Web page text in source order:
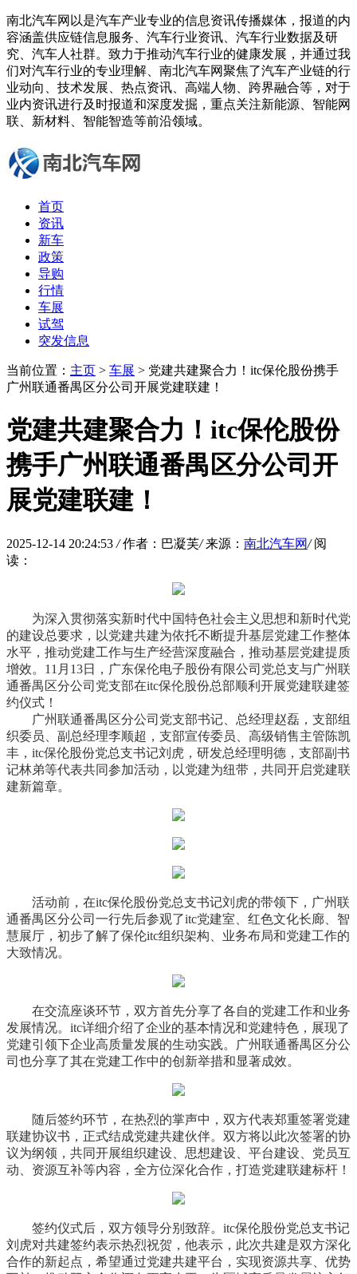
南北汽车网以是汽车产业专业的信息资讯传播媒体，报道的内
容涵盖供应链信息服务、汽车行业资讯、汽车行业数据及研
究、汽车人社群。致力于推动汽车行业的健康发展，并通过我
们对汽车行业的专业理解、南北汽车网聚焦了汽车产业链的行
业动向、技术发展、热点资讯、高端人物、跨界融合等，对于
业内资讯进行及时报道和深度发掘，重点关注新能源、智能网
联、新材料、智能智造等前沿领域。
首页
资讯
新车
政策
导购
行情
车展
试驾
突发信息
当前位置： 主页 > 车展 > 党建共建聚合力！itc保伦股份携手
广州联通番禺区分公司开展党建联建！
党建共建聚合力！itc保伦股份
携手广州联通番禺区分公司开
展党建联建！
2025-12-14 20:24:53 / 作者：巴凝芙/ 来源： 南北汽车网/ 阅
读：
为深入贯彻落实新时代中国特色社会主义 思想和新时代党
的建设总要求，以党建共建为依托不断提升基层党建工作整体
水平，推动党建工作与生产经营深度融合，推动基层党建提质
增效。11月13日，广东保伦电子股份有限公司党总支与广州联
通番禺区分公司党支部在itc保伦股份总部顺利开展党建联建签
约仪式！
广州联通番禺区分公司党支部书记 、总经理赵磊，支部组
织委员、副总经理李顺超，支部宣传委员、高级销售主管陈凯
丰，itc保伦股份党总支书记刘虎，研发总经理明德，支部副 书
记林弟等代表共同参加活动，以党建为纽带，共同开启党建联
建新篇章。
活动前，在itc保伦股份党总支书记刘虎的带领下，广州联
通番禺区分公司一行先后参观了itc党建室、红色文化长廊、智
慧展厅，初步了解了保伦itc组织架构、业务布局和党建工作的
大致情况。
在交流座谈环节，双方首先分享了各自的党建工作和业务
发展情况。itc详细介绍了企业的基本情况和党建特色，展现了
党建引领下企业高质量发展的生动实践。广州联通番禺区分公
司也分享了其在党建工作中的创新举措和显著成效。
随后签约环节，在热烈的掌声中，双方代表郑重签署党建
联建协议书，正式结成党建共建伙伴。双方将以此次签署的协
议为纲领，共同开展组织建设、思想建设、平台建设、党员互
动、资源互补等内容，全方位深化合作，打造党建联建标杆！
签约仪式后，双方领导分别致辞。itc保伦股份党总支书记
刘虎对共建签约表示热烈祝贺，他表示，此次共建是双方深化
合作的新起点，希望通过党建共建平台，实现资源共享、优势